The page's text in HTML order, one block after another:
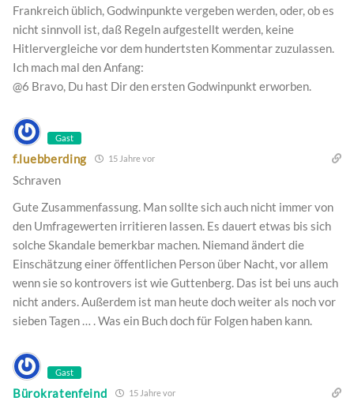
Frankreich üblich, Godwinpunkte vergeben werden, oder, ob es
nicht sinnvoll ist, daß Regeln aufgestellt werden, keine
Hitlervergleiche vor dem hundertsten Kommentar zuzulassen.
Ich mach mal den Anfang:
@6 Bravo, Du hast Dir den ersten Godwinpunkt erworben.
Gast
f.luebberding 15 Jahre vor
Schraven
Gute Zusammenfassung. Man sollte sich auch nicht immer von
den Umfragewerten irritieren lassen. Es dauert etwas bis sich
solche Skandale bemerkbar machen. Niemand ändert die
Einschätzung einer öffentlichen Person über Nacht, vor allem
wenn sie so kontrovers ist wie Guttenberg. Das ist bei uns auch
nicht anders. Außerdem ist man heute doch weiter als noch vor
sieben Tagen … . Was ein Buch doch für Folgen haben kann.
Gast
Bürokratenfeind 15 Jahre vor